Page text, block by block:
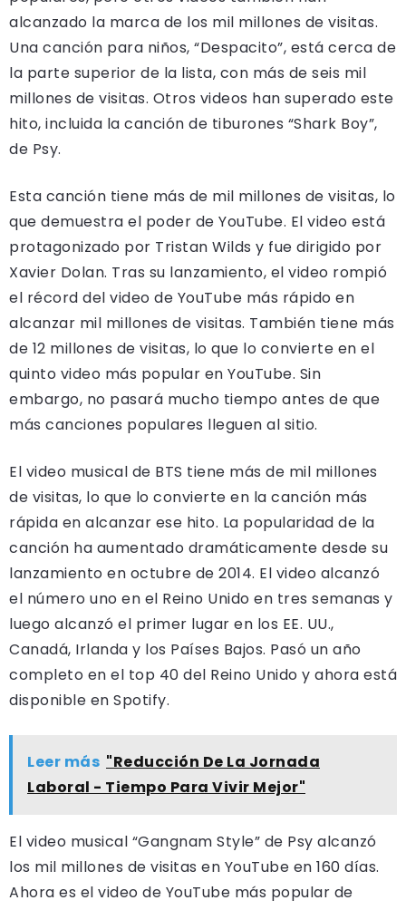
alcanzado la marca de los mil millones de visitas.
Una canción para niños, “Despacito”, está cerca de
la parte superior de la lista, con más de seis mil
millones de visitas. Otros videos han superado este
hito, incluida la canción de tiburones “Shark Boy”,
de Psy.
Esta canción tiene más de mil millones de visitas, lo
que demuestra el poder de YouTube. El video está
protagonizado por Tristan Wilds y fue dirigido por
Xavier Dolan. Tras su lanzamiento, el video rompió
el récord del video de YouTube más rápido en
alcanzar mil millones de visitas. También tiene más
de 12 millones de visitas, lo que lo convierte en el
quinto video más popular en YouTube. Sin
embargo, no pasará mucho tiempo antes de que
más canciones populares lleguen al sitio.
El video musical de BTS tiene más de mil millones
de visitas, lo que lo convierte en la canción más
rápida en alcanzar ese hito. La popularidad de la
canción ha aumentado dramáticamente desde su
lanzamiento en octubre de 2014. El video alcanzó
el número uno en el Reino Unido en tres semanas y
luego alcanzó el primer lugar en los EE. UU.,
Canadá, Irlanda y los Países Bajos. Pasó un año
completo en el top 40 del Reino Unido y ahora está
disponible en Spotify.
Leer más "Reducción De La Jornada
Laboral - Tiempo Para Vivir Mejor"
El video musical “Gangnam Style” de Psy alcanzó
los mil millones de visitas en YouTube en 160 días.
Ahora es el video de YouTube más popular de